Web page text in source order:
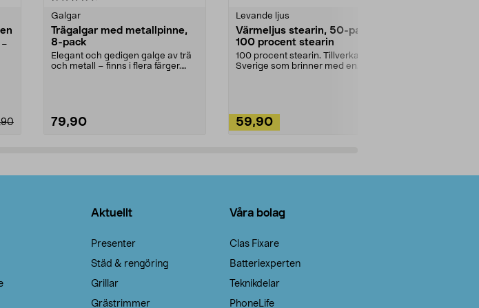
–
Galgar
Trägalgar med metallpinne,
8-pack
Elegant och gedigen galge av trä
och metall – finns i flera färger.
79,90
Levande ljus
Värmeljus stearin, 50-pack,
100 procent stearin
100 procent stearin. Tillverkade i
Sverige som brinner med en
59,90
Aktuellt
Presenter
Städ & rengöring
Grillar
Grästrimmer
Våra bolag
Clas Fixare
Batteriexperten
Teknikdelar
PhoneLife